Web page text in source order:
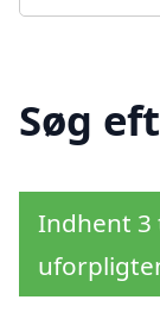
Søg
Indhent 3